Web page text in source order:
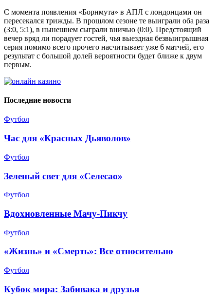
С момента появления «Борнмута» в АПЛ с лондонцами он
пересекался трижды. В прошлом сезоне те выиграли оба раза
(3:0, 5:1), в нынешнем сыграли вничью (0:0). Предстоящий
вечер вряд ли порадует гостей, чья выездная безвыигрышная
серия помимо всего прочего насчитывает уже 6 матчей, его
результат с большой долей вероятности будет ближе к двум
первым.
Последние новости
Футбол
Час для «Красных Дьяволов»
Футбол
Зеленый свет для «Селесао»
Футбол
Вдохновленные Мачу-Пикчу
Футбол
«Жизнь» и «Смерть»: Все относительно
Футбол
Кубок мира: Забивака и друзья